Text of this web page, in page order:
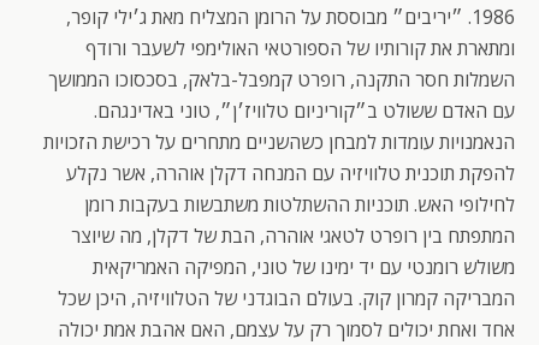
1986. ״יריבים״ מבוססת על הרומן המצליח מאת ג׳ילי קופר,
ומתארת את קורותיו של הספורטאי האולימפי לשעבר ורודף
השמלות חסר התקנה, רופרט קמפבל-בלאק, בסכסוכו הממושך
עם האדם ששולט ב״קוריניום טלוויז׳ן״, טוני באדינגהם.
הנאמנויות עומדות למבחן כשהשניים מתחרים על רכישת הזכויות
להפקת תוכנית טלוויזיה עם המנחה דקלן אוהרה, אשר נקלע
לחילופי האש. תוכניות ההשתלטות משתבשות בעקבות רומן
המתפתח בין רופרט לטאגי אוהרה, הבת של דקלן, מה שיוצר
משולש רומנטי עם יד ימינו של טוני, המפיקה האמריקאית
המבריקה קמרון קוק. בעולם הבוגדני של הטלוויזיה, היכן שכל
אחד ואחת יכולים לסמוך רק על עצמם, האם אהבת אמת יכולה